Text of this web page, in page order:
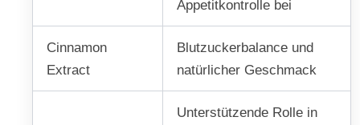
Appetitkontrolle bei
Cinnamon
Extract
Blutzuckerbalance und
natürlicher Geschmack
Unterstützende Rolle in